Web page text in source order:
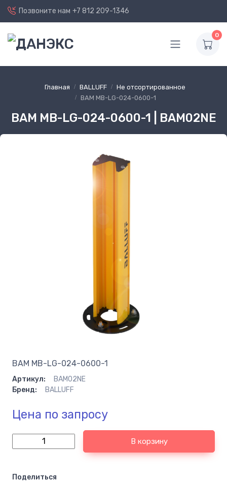
Позвоните нам +7 812 209-1346
0
Главная BALLUFF
Не отсортированное
BAM MB-LG-024-0600-1
BAM MB-LG-024-0600-1 | BAM02NE
BAM MB-LG-024-0600-1
Артикул:
BAM02NE
Бренд:
BALLUFF
Цена по запросу
В корзину
Поделиться